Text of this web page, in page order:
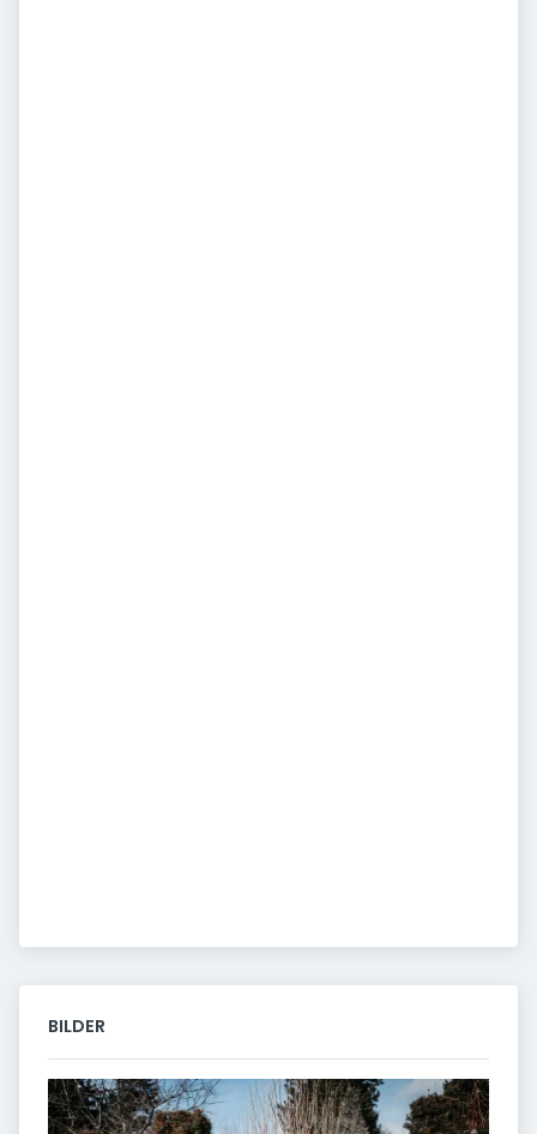
BILDER